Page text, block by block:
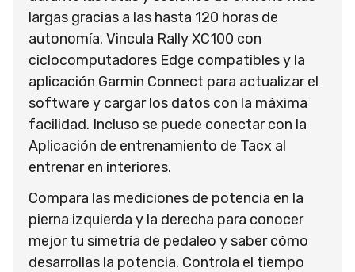
largas gracias a las hasta 120 horas de
autonomía. Vincula Rally XC100 con
ciclocomputadores Edge compatibles y la
aplicación Garmin Connect para actualizar el
software y cargar los datos con la máxima
facilidad. Incluso se puede conectar con la
Aplicación de entrenamiento de Tacx al
entrenar en interiores.
Compara las mediciones de potencia en la
pierna izquierda y la derecha para conocer
mejor tu simetría de pedaleo y saber cómo
desarrollas la potencia. Controla el tiempo